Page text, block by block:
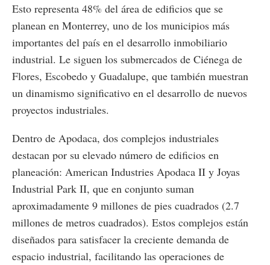
Esto representa 48% del área de edificios que se
planean en Monterrey, uno de los municipios más
importantes del país en el desarrollo inmobiliario
industrial. Le siguen los submercados de Ciénega de
Flores, Escobedo y Guadalupe, que también muestran
un dinamismo significativo en el desarrollo de nuevos
proyectos industriales.
Dentro de Apodaca, dos complejos industriales
destacan por su elevado número de edificios en
planeación: American Industries Apodaca II y Joyas
Industrial Park II, que en conjunto suman
aproximadamente 9 millones de pies cuadrados (2.7
millones de metros cuadrados). Estos complejos están
diseñados para satisfacer la creciente demanda de
espacio industrial, facilitando las operaciones de